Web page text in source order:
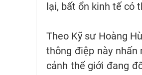
lại, bất ổn kinh tế có
Theo Kỹ sư Hoàng
thông điệp này
cảnh thế giới đang